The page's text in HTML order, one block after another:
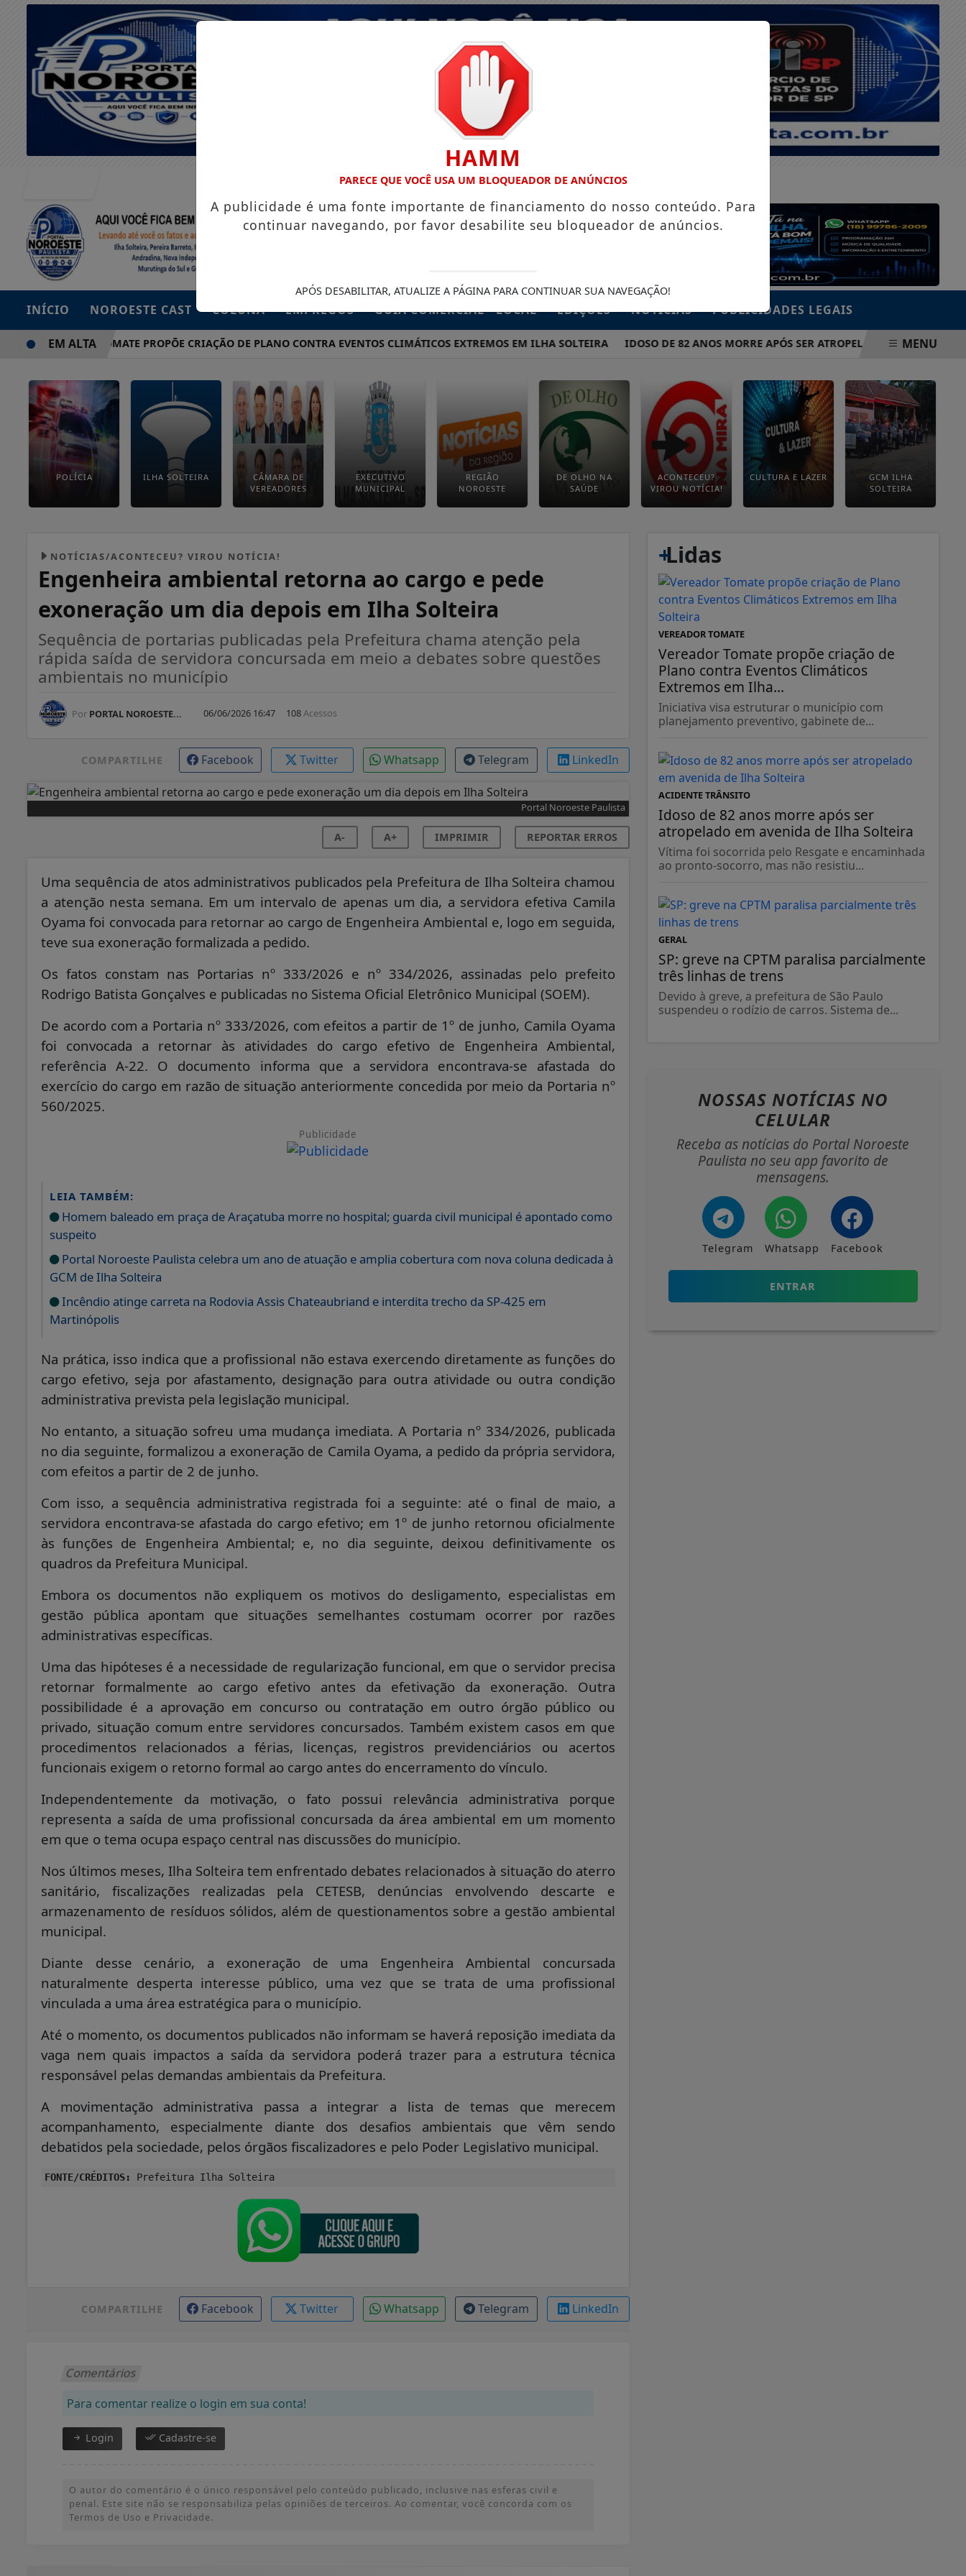
INÍCIO NOROESTE CAST COLUNA EMPREGOS GUIA COMERCIAL - LOCAL EDIÇÕES NOTÍCIAS PUBLICIDADES LEGAIS
VEREADOR TOMATE PROPÕE CRIAÇÃO DE PLANO CONTRA EVENTOS CLIMÁTICOS EXTREMOS EM ILHA SOLTEIRA IDOSO DE 82 ANOS MORRE APÓS SER ATROPELADO EM AVENIDA DE
EM ALTA MENU
POLÍCIA ILHA SOLTEIRA
CÂMARA DE
VEREADORES
EXECUTIVO
MUNICIPAL
REGIÃO
NOROESTE
DE OLHO NA
SAÚDE
ACONTECEU?
VIROU NOTÍCIA!
CULTURA E LAZER
GCM ILHA
SOLTEIRA
NOTÍCIAS/ACONTECEU? VIROU NOTÍCIA!
Engenheira ambiental retorna ao cargo e pede
exoneração um dia depois em Ilha Solteira
Sequência de portarias publicadas pela Prefeitura chama atenção pela
rápida saída de servidora concursada em meio a debates sobre questões
ambientais no município
Por PORTAL NOROESTE... 06/06/2026 16:47 108Acessos
COMPARTILHE Facebook Twitter Whatsapp Telegram LinkedIn
Portal Noroeste Paulista
A- A+ IMPRIMIR REPORTAR ERROS
Uma sequência de atos administrativos publicados pela Prefeitura de Ilha Solteira chamou
a atenção nesta semana. Em um intervalo de apenas um dia, a servidora efetiva Camila
Oyama foi convocada para retornar ao cargo de Engenheira Ambiental e, logo em seguida,
teve sua exoneração formalizada a pedido.
Os fatos constam nas Portarias nº 333/2026 e nº 334/2026, assinadas pelo prefeito
Rodrigo Batista Gonçalves e publicadas no Sistema Oficial Eletrônico Municipal (SOEM).
De acordo com a Portaria nº 333/2026, com efeitos a partir de 1º de junho, Camila Oyama
foi convocada a retornar às atividades do cargo efetivo de Engenheira Ambiental,
referência A-22. O documento informa que a servidora encontrava-se afastada do
exercício do cargo em razão de situação anteriormente concedida por meio da Portaria nº
560/2025.
Publicidade
LEIA TAMBÉM:
Homem baleado em praça de Araçatuba morre no hospital; guarda civil municipal é apontado como
suspeito
Portal Noroeste Paulista celebra um ano de atuação e amplia cobertura com nova coluna dedicada à
GCM de Ilha Solteira
Incêndio atinge carreta na Rodovia Assis Chateaubriand e interdita trecho da SP-425 em
Martinópolis
Na prática, isso indica que a profissional não estava exercendo diretamente as funções do
cargo efetivo, seja por afastamento, designação para outra atividade ou outra condição
administrativa prevista pela legislação municipal.
No entanto, a situação sofreu uma mudança imediata. A Portaria nº 334/2026, publicada
no dia seguinte, formalizou a exoneração de Camila Oyama, a pedido da própria servidora,
com efeitos a partir de 2 de junho.
Com isso, a sequência administrativa registrada foi a seguinte: até o final de maio, a
servidora encontrava-se afastada do cargo efetivo; em 1º de junho retornou oficialmente
às funções de Engenheira Ambiental; e, no dia seguinte, deixou definitivamente os
quadros da Prefeitura Municipal.
Embora os documentos não expliquem os motivos do desligamento, especialistas em
gestão pública apontam que situações semelhantes costumam ocorrer por razões
administrativas específicas.
Uma das hipóteses é a necessidade de regularização funcional, em que o servidor precisa
retornar formalmente ao cargo efetivo antes da efetivação da exoneração. Outra
possibilidade é a aprovação em concurso ou contratação em outro órgão público ou
privado, situação comum entre servidores concursados. Também existem casos em que
procedimentos relacionados a férias, licenças, registros previdenciários ou acertos
funcionais exigem o retorno formal ao cargo antes do encerramento do vínculo.
Independentemente da motivação, o fato possui relevância administrativa porque
representa a saída de uma profissional concursada da área ambiental em um momento
em que o tema ocupa espaço central nas discussões do município.
Nos últimos meses, Ilha Solteira tem enfrentado debates relacionados à situação do aterro
sanitário, fiscalizações realizadas pela CETESB, denúncias envolvendo descarte e
armazenamento de resíduos sólidos, além de questionamentos sobre a gestão ambiental
municipal.
Diante desse cenário, a exoneração de uma Engenheira Ambiental concursada
naturalmente desperta interesse público, uma vez que se trata de uma profissional
vinculada a uma área estratégica para o município.
Até o momento, os documentos publicados não informam se haverá reposição imediata da
vaga nem quais impactos a saída da servidora poderá trazer para a estrutura técnica
responsável pelas demandas ambientais da Prefeitura.
A movimentação administrativa passa a integrar a lista de temas que merecem
acompanhamento, especialmente diante dos desafios ambientais que vêm sendo
debatidos pela sociedade, pelos órgãos fiscalizadores e pelo Poder Legislativo municipal.
FONTE/CRÉDITOS: Prefeitura Ilha Solteira
COMPARTILHE Facebook Twitter Whatsapp Telegram LinkedIn
Comentários
Para comentar realize o login em sua conta!
Login Cadastre-se
O autor do comentário é o único responsável pelo conteúdo publicado, inclusive nas esferas civil e
penal. Este site não se responsabiliza pelas opiniões de terceiros. Ao comentar, você concorda com os
Termos de Uso e Privacidade.
+
Lidas
VEREADOR TOMATE
Vereador Tomate propõe criação de
Plano contra Eventos Climáticos
Extremos em Ilha...
Iniciativa visa estruturar o município com
planejamento preventivo, gabinete de...
ACIDENTE TRÂNSITO
Idoso de 82 anos morre após ser
atropelado em avenida de Ilha Solteira
Vítima foi socorrida pelo Resgate e encaminhada
ao pronto-socorro, mas não resistiu...
GERAL
SP: greve na CPTM paralisa parcialmente
três linhas de trens
Devido à greve, a prefeitura de São Paulo
suspendeu o rodízio de carros. Sistema de...
NOSSAS NOTÍCIAS NO
CELULAR
Receba as notícias do Portal Noroeste
Paulista no seu app favorito de
mensagens.
Telegram Whatsapp Facebook
ENTRAR
HAMM
PARECE QUE VOCÊ USA UM BLOQUEADOR DE ANÚNCIOS
A publicidade é uma fonte importante de financiamento do nosso conteúdo. Para
continuar navegando, por favor desabilite seu bloqueador de anúncios.
APÓS DESABILITAR, ATUALIZE A PÁGINA PARA CONTINUAR SUA NAVEGAÇÃO!